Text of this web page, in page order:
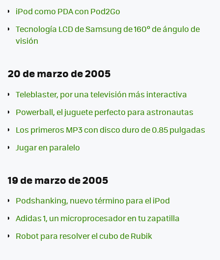
iPod como PDA con Pod2Go
Tecnología LCD de Samsung de 160º de ángulo de
visión
20 de marzo de 2005
Teleblaster, por una televisión más interactiva
Powerball, el juguete perfecto para astronautas
Los primeros MP3 con disco duro de 0.85 pulgadas
Jugar en paralelo
19 de marzo de 2005
Podshanking, nuevo término para el iPod
Adidas 1, un microprocesador en tu zapatilla
Robot para resolver el cubo de Rubik